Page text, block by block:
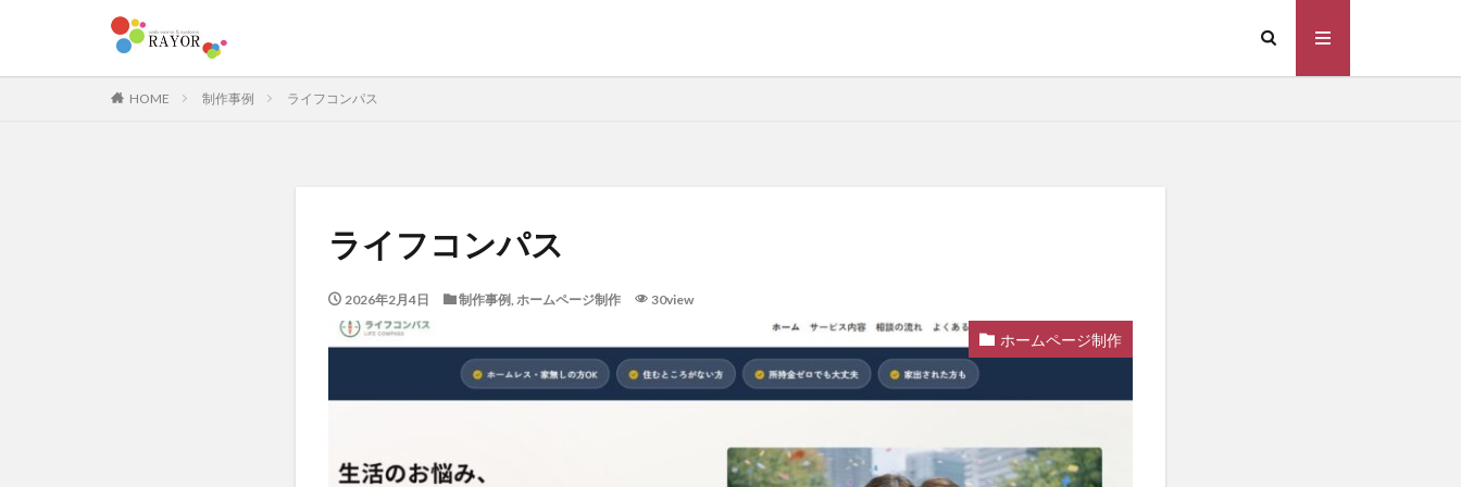
HOME 制作事例 ライフコンパス
ライフコンパス
2026年2月4日 制作事例, ホームページ制作 30view
ホームページ制作